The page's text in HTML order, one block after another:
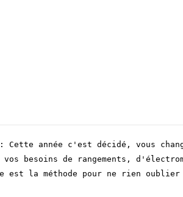
Cette année c'est décidé, vous
vos besoins de rangements,
est la méthode pour ne rien oublier